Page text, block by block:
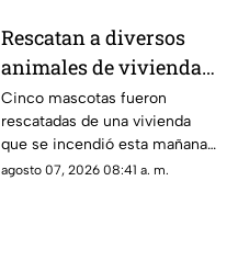
Rescatan a diversos
animales de vivienda
en llamas en
Guadalajara
Cinco mascotas fueron
rescatadas de una vivienda
que se incendió esta mañana
en la colonia Arcos Vallarta,
agosto 07, 2026 08:41 a. m.